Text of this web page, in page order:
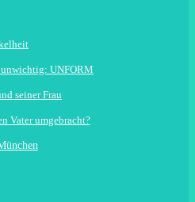
UNFORM
seiner Frau
Vater umgebracht?